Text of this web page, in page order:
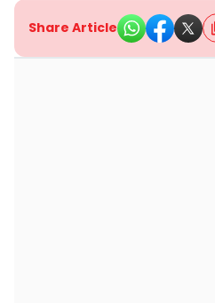
Share Article